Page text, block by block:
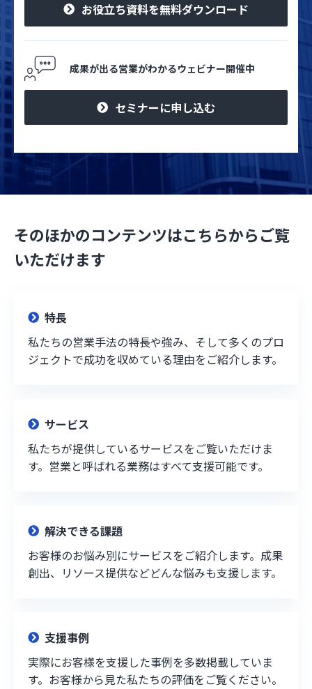
お役立ち資料を無料ダウンロード
成果が出る営業がわかるウェビナー開催中
セミナーに申し込む
そのほかのコンテンツはこちらからご覧
いただけます
特長
私たちの営業手法の特長や強み、そして多くのプロ
ジェクトで成功を収めている理由をご紹介します。
サービス
私たちが提供しているサービスをご覧いただけま
す。営業と呼ばれる業務はすべて支援可能です。
解決できる課題
お客様のお悩み別にサービスをご紹介します。成果
創出、リソース提供などどんな悩みも支援します。
支援事例
実際にお客様を支援した事例を多数掲載していま
す。お客様から見た私たちの評価をご覧ください。